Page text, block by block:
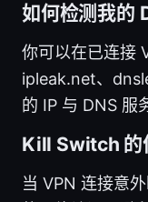
如何检测我的
你可以在已连接
ipleak.net、
的 IP 与 DNS 服
Kill Switch 的
当 VPN 连接意